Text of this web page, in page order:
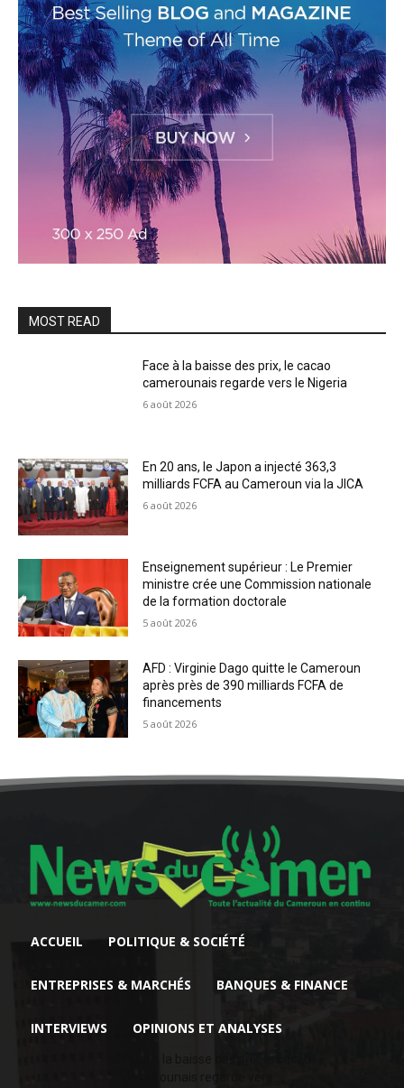
MOST READ
Face à la baisse des prix, le cacao
camerounais regarde vers le Nigeria
6 août 2026
En 20 ans, le Japon a injecté 363,3
milliards FCFA au Cameroun via la JICA
6 août 2026
Enseignement supérieur : Le Premier
ministre crée une Commission nationale
de la formation doctorale
5 août 2026
AFD : Virginie Dago quitte le Cameroun
après près de 390 milliards FCFA de
financements
5 août 2026
ACCUEIL POLITIQUE & SOCIÉTÉ
ENTREPRISES & MARCHÉS BANQUES & FINANCE
INTERVIEWS OPINIONS ET ANALYSES